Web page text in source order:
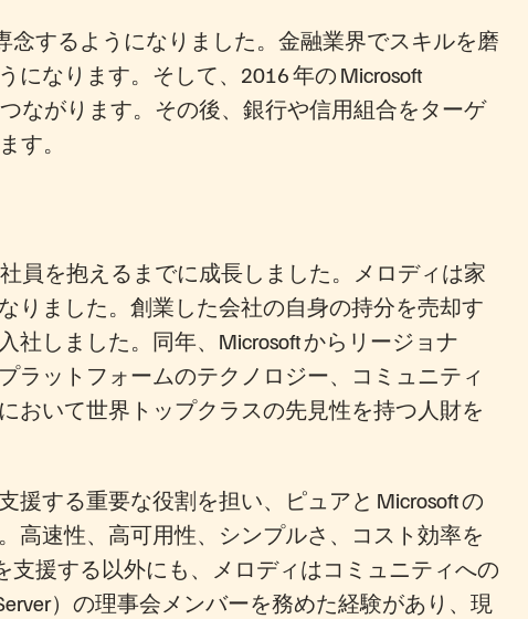
念するようになりました。金融業界でスキルを磨
なります。そして、2016 年の Microsoft
ながります。その後、銀行や信用組合をターゲ
す。
員を抱えるまでに成長しました。メロディは家
りました。創業した会社の自身の持分を売却す
社しました。同年、Microsoft からリージョナ
ラットフォームのテクノロジー、コミュニティ
おいて世界トップクラスの先見性を持つ人財を
する重要な役割を担い、ピュアと Microsoft の
高速性、高可用性、シンプルさ、コスト効率を
支援する以外にも、メロディはコミュニティへの
Server）の理事会メンバーを務めた経験があり、現